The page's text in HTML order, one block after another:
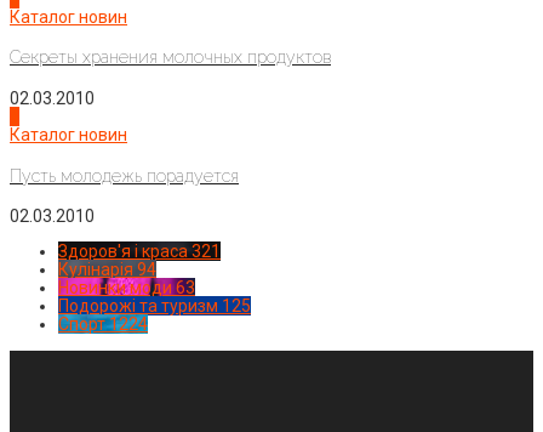
Каталог новин
Секреты хранения молочных продуктов
02.03.2010
Каталог новин
Пусть молодежь порадуется
02.03.2010
Здоров'я і краса 321
Кулінарія 94
Новинки моди 63
Подорожі та туризм 125
Спорт1224